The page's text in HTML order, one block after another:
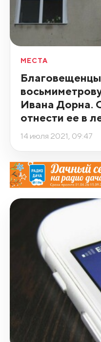
МЕСТА
Ивана Дорна.
отнести ее в
14 июля 2021, 09:47